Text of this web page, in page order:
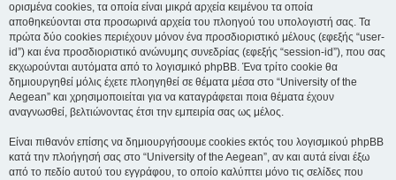
ορισμένα cookies, τα οποία είναι μικρά αρχεία κειμένου τα οποία
αποθηκεύονται στα προσωρινά αρχεία του πλοηγού του υπολογιστή σας. Τα
πρώτα δύο cookies περιέχουν μόνον ένα προσδιοριστικό μέλους (εφεξής “user-
id”) και ένα προσδιοριστικό ανώνυμης συνεδρίας (εφεξής “session-id”), που σας
εκχωρούνται αυτόματα από το λογισμικό phpBB. Ένα τρίτο cookie θα
δημιουργηθεί μόλις έχετε πλοηγηθεί σε θέματα μέσα στο “University of the
Aegean” και χρησιμοποιείται για να καταγράφεται ποια θέματα έχουν
αναγνωσθεί, βελτιώνοντας έτσι την εμπειρία σας ως μέλος.
Είναι πιθανόν επίσης να δημιουργήσουμε cookies εκτός του λογισμικού phpBB
κατά την πλοήγησή σας στο “University of the Aegean”, αν και αυτά είναι έξω
από το πεδίο αυτού του εγγράφου, το οποίο καλύπτει μόνο τις σελίδες που